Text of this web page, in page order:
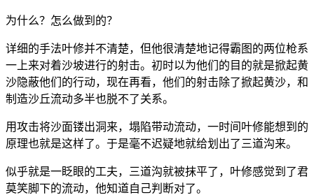
为什么？怎么做到的？
详细的手法叶修并不清楚，但他很清楚地记得霸图的两位枪系
一上来对着沙坡进行的射击。初时以为他们的目的就是掀起黄
沙隐蔽他们的行动，现在再看，他们的射击除了掀起黄沙，和
制造沙丘流动多半也脱不了关系。
用攻击将沙面镂出洞来，塌陷带动流动，一时间叶修能想到的
原理也就是这样了。于是毫不迟疑地就给划出了三道沟来。
似乎就是一眨眼的工夫，三道沟就被抹平了，叶修感觉到了君
莫笑脚下的流动，他知道自己判断对了。